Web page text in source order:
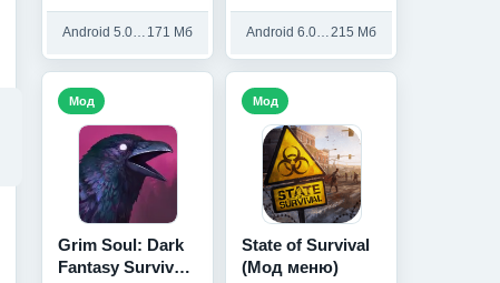
Android 5.0 и выше 171 Мб Android 6.0 и выше215 Мб
Grim Soul: Dark
Fantasy Survival
Мод
State of Survival
(Мод меню)
Мод